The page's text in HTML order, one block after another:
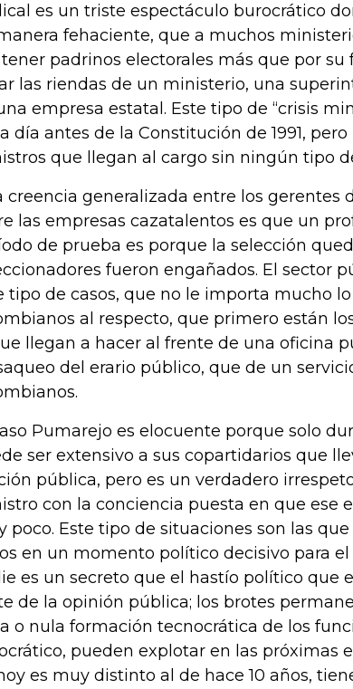
es un triste espectáculo burocrático
fehaciente, que a muchos
padrinos electorales más que por
las riendas de un ministerio, una
empresa estatal. Este tipo de “crisis
día antes de la Constitución de 1991,
que llegan al cargo sin ningún tipo
creencia generalizada entre los gerentes
las empresas cazatalentos es que un
de prueba es porque la selección
fueron engañados. El sector
tipo de casos, que no le importa mucho
al respecto, que primero están
llegan a hacer al frente de una oficina
del erario público, que de un
Pumarejo es elocuente porque solo
ser extensivo a sus copartidarios que
pública, pero es un verdadero
con la conciencia puesta en que ese
poco. Este tipo de situaciones son las
en un momento político decisivo para el
es un secreto que el hastío político que
de la opinión pública; los brotes
o nula formación tecnocrática de los
pueden explotar en las próximas
es muy distinto al de hace 10 años,